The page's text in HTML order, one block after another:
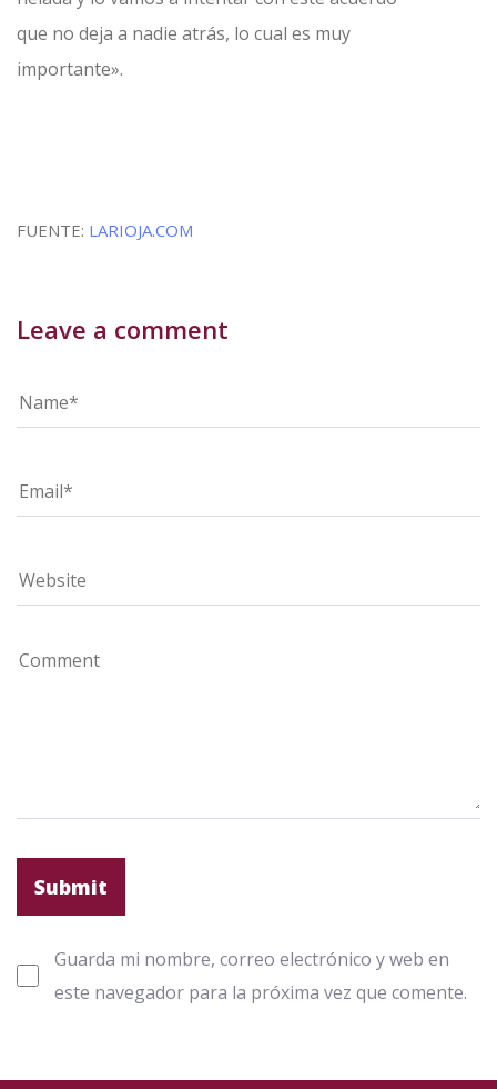
que no deja a nadie atrás, lo cual es muy
importante».
FUENTE: LARIOJA.COM
Leave a comment
Guarda mi nombre, correo electrónico y web en
este navegador para la próxima vez que comente.